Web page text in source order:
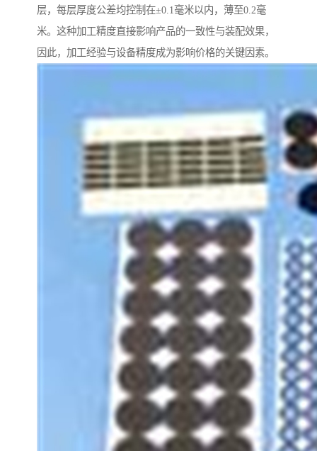
层，每层厚度公差均控制在±0.1毫米以内，薄至0.2毫
米。这种加工精度直接影响产品的一致性与装配效果，
因此，加工经验与设备精度成为影响价格的关键因素。